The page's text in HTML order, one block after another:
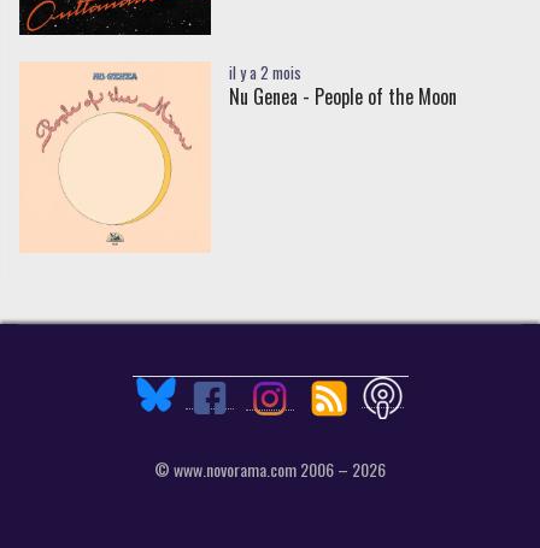
il y a 2 mois
Nu Genea - People of the Moon
© www.novorama.com 2006 – 2026